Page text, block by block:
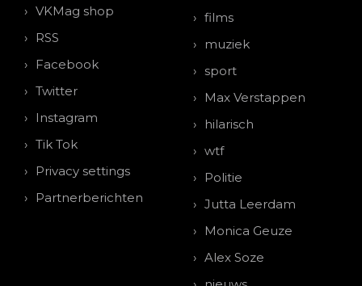
VKMag shop
RSS
Facebook
Twitter
Instagram
Tik Tok
Privacy settings
Partnerberichten
films
muziek
sport
Max Verstappen
hilarisch
wtf
Politie
Jutta Leerdam
Monica Geuze
Alex Soze